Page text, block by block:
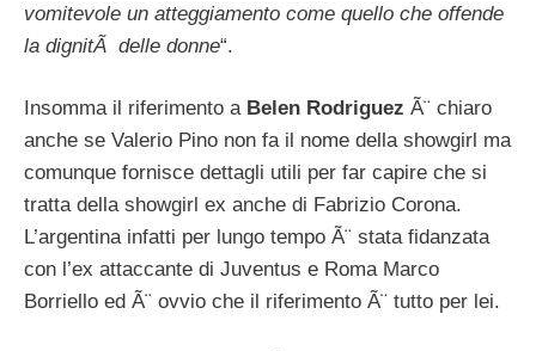
vomitevole un atteggiamento come quello che offende
la dignitÃ delle donne“.
Insomma il riferimento a Belen Rodriguez Ã¨ chiaro
anche se Valerio Pino non fa il nome della showgirl ma
comunque fornisce dettagli utili per far capire che si
tratta della showgirl ex anche di Fabrizio Corona.
L’argentina infatti per lungo tempo Ã¨ stata fidanzata
con l’ex attaccante di Juventus e Roma Marco
Borriello ed Ã¨ ovvio che il riferimento Ã¨ tutto per lei.